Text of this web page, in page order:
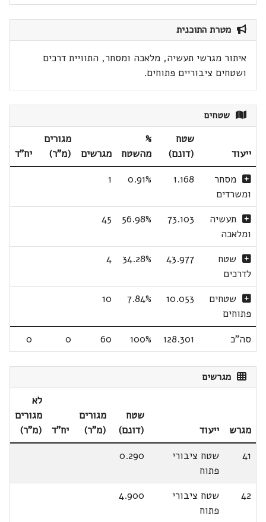
מטרת התוכנית
איתור מגרשי תעשיה, מלאכה ומסחר, התוויית דרכים
ושטחים ציבוריים פתוחים.
שטחים
ייעוד
שטח
(דונם)
%
מהשטח
מגרשים
מגורים
(מ"ר)
יח"ד
מסחר
ומשרדים
1.168
0.91%
1
תעשיה
ומלאכה
73.103
56.98%
45
שטח
לדרכים
43.977
34.28%
4
שטחים
פתוחים
10.053
7.84%
10
סה"כ 128.301
100%
60
0
0
מגרשים
מגרש ייעוד
שטח
(דונם)
מגורים
(מ"ר)
יח"ד
לא
מגורים
(מ"ר)
41
שטח ציבורי
פתוח
0.290
42
שטח ציבורי
פתוח
4.900